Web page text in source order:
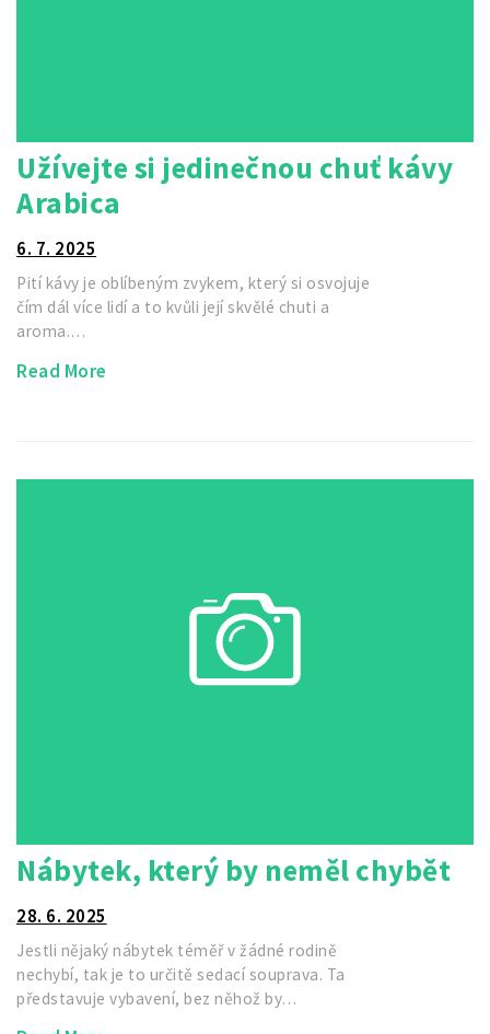
Užívejte si jedinečnou chuť kávy
Arabica
6. 7. 2025
Pití kávy je oblíbeným zvykem, který si osvojuje
čím dál více lidí a to kvůli její skvělé chuti a
aroma.…
Read More
Nábytek, který by neměl chybět
28. 6. 2025
Jestli nějaký nábytek téměř v žádné rodině
nechybí, tak je to určitě sedací souprava. Ta
představuje vybavení, bez něhož by…